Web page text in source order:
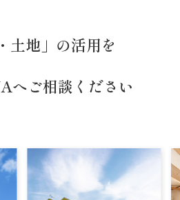
土地」の活用を
へご相談ください
ス
ラ